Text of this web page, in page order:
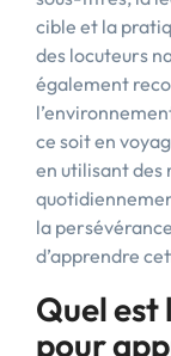
cible et la
des locuteurs
également
ce soit en
en utilisant des
la
d’apprendre
Quel
pour